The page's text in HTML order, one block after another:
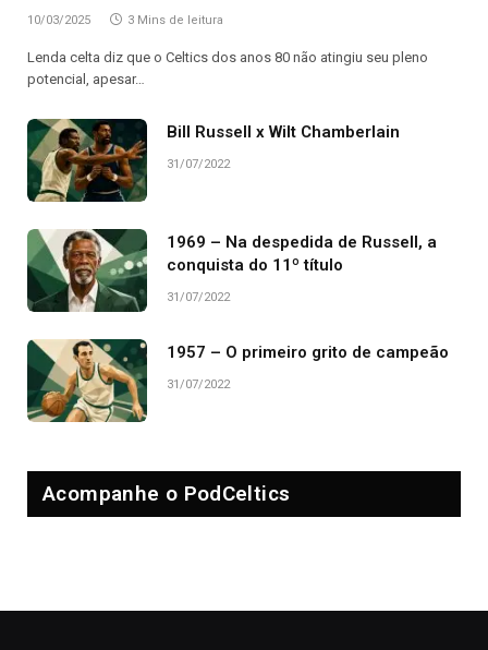
10/03/2025 3 Mins de leitura
Lenda celta diz que o Celtics dos anos 80 não atingiu seu pleno
potencial, apesar…
Bill Russell x Wilt Chamberlain
31/07/2022
1969 – Na despedida de Russell, a
conquista do 11º título
31/07/2022
1957 – O primeiro grito de campeão
31/07/2022
Acompanhe o PodCeltics